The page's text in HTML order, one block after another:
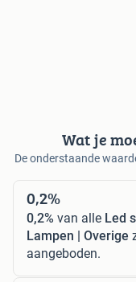
Wat je
De onderstaande
0,2%
0,2% van alle Led
Lampen | Overige
aangeboden.